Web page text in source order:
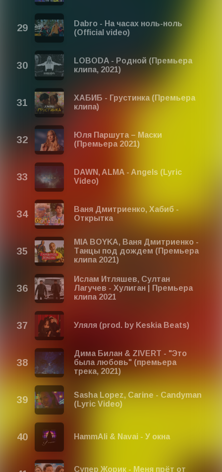
Dabro - На часах ноль-ноль
(Official video)
LOBODA - Родной (Премьера
клипа, 2021)
ХАБИБ - Грустинка (Премьера
клипа)
Юля Паршута – Маски
(Премьера 2021)
DAWN, ​ALMA - Angels (Lyric
Video)
Ваня Дмитриенко, Хабиб -
Открытка
MIA BOYKA, Ваня Дмитриенко -
Танцы под дождем (Премьера
клипа 2021)
Ислам Итляшев, Султан
Лагучев - Хулиган | Премьера
клипа 2021
Уляля (prod. by Keskia Beats)
Дима Билан & ZIVERT - "Это
была любовь" (премьера
трека, 2021)
Sasha Lopez, Carine - Candyman
(Lyric Video)
HammAli & Navai - У окна
Супер Жорик - Меня прёт от